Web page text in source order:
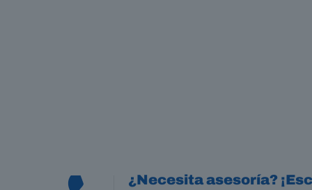
¿Necesita asesoría?